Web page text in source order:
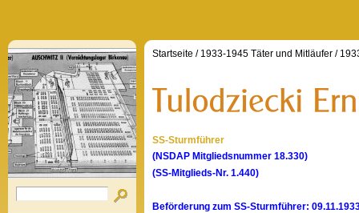
Startseite / 1933-1945 Täter und Mitläufer /
SS-Sturmführer
(NSDAP Mitgliedsnummer 18.330)
(SS-Mitglieds-Nr. 1.440)
Beförderung zum SS-Sturmführer: